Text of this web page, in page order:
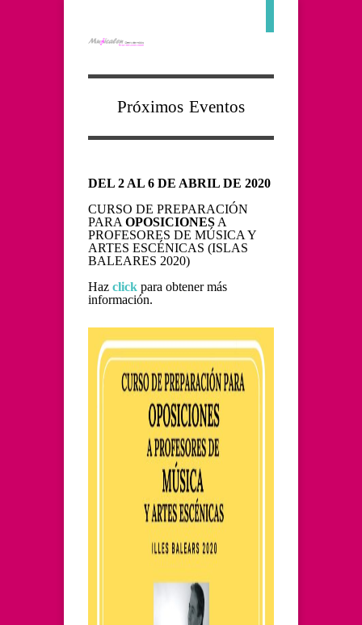
Próximos Eventos
DEL 2 AL 6 DE ABRIL DE 2020
CURSO DE PREPARACIÓN
PARA OPOSICIONES A
PROFESORES DE MÚSICA Y
ARTES ESCÉNICAS (ISLAS
BALEARES 2020)
Haz click para obtener más
información.